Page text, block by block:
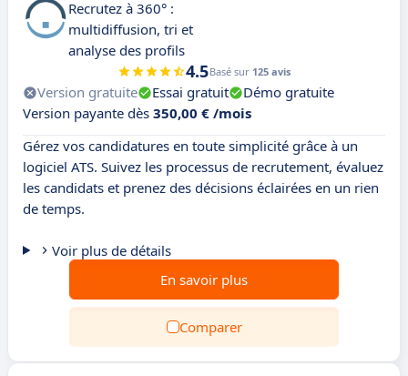
Recrutez à 360° :
multidiffusion, tri et
analyse des profils
4.5Basé sur 125 avis
Version gratuite Essai gratuit
Démo gratuite
Version payante dès 350,00 € /mois
Gérez vos candidatures en toute simplicité grâce à un
logiciel ATS. Suivez les processus de recrutement, évaluez
les candidats et prenez des décisions éclairées en un rien
de temps.
Voir plus de détails
En savoir plus
Comparer